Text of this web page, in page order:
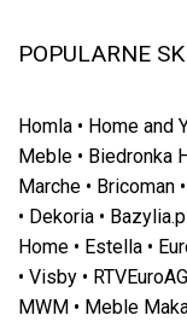
POPULARNE
Homla • Home and
Meble • Biedronka
Marche • Bricoman •
• Dekoria •
Home • Estella •
• Visby •
MWM • Meble